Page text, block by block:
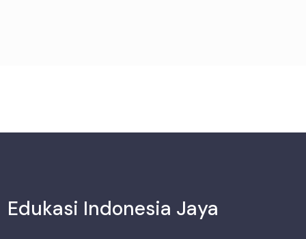
Edukasi Indonesia Jaya